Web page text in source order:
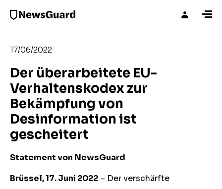
17/06/2022
Der überarbeitete EU-
Verhaltenskodex zur
Bekämpfung von
Desinformation ist
gescheitert
Statement von NewsGuard
Brüssel, 17. Juni 2022 – Der verschärfte